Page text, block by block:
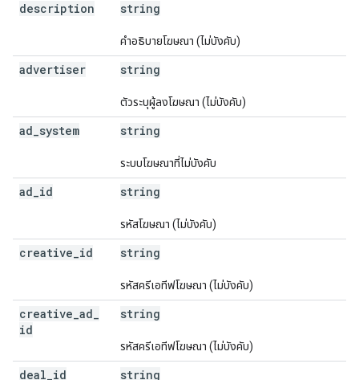
description string
คำอธิบายโฆษณา (ไม่บังคับ)
advertiser string
ตัวระบุผู้ลงโฆษณา (ไม่บังคับ)
ad system string
ระบบโฆษณาที่ไม่บังคับ
ad id string
รหัสโฆษณา (ไม่บังคับ)
creative id string
รหัสครีเอทีฟโฆษณา (ไม่บังคับ)
creative ad
id
string
รหัสครีเอทีฟโฆษณา (ไม่บังคับ)
deal id string